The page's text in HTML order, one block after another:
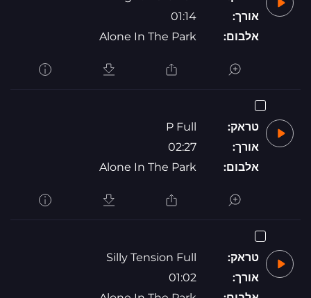
אורך:
01:14
אלבום:
Alone In The Park
טראק:
P Full
אורך:
02:27
אלבום:
Alone In The Park
טראק:
Silly Tension Full
אורך:
01:02